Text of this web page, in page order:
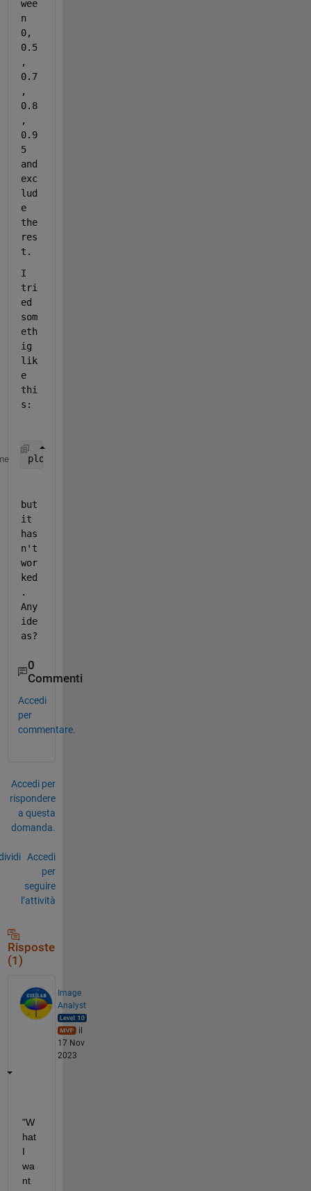
wee
n
0,
0.5
,
0.7
,
0.8
,
0.9
5
and
exc
lud
e
the
res
t.
I
tri
ed
som
eth
ig
lik
e
thi
s:
plot(eta(eta<0.5 | eta>0.7), feta(eta<0.5 |
but
it
has
n't
wor
ked
.
Any
ide
as?
0
Commenti
Accedi
per
commentare.
Accedi per
rispondere
a questa
domanda.
Accedi
per
seguire
l’attività
Risposte
(1)
Image
Analyst
il
17 Nov
2023
"W
hat
I
wa
nt